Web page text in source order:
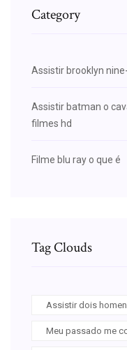
Category
Assistir brooklyn
Assistir batman o
filmes hd
Filme blu ray o que é
Tag Clouds
Assistir dois
Meu passado me